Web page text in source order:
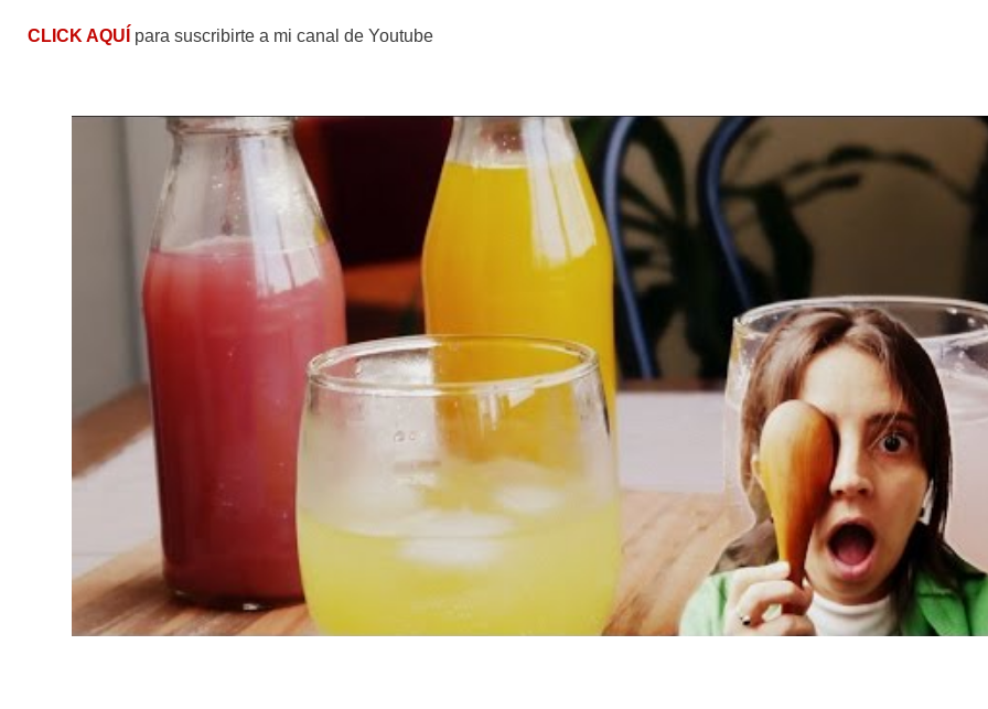
CLICK AQUÍ para suscribirte a mi canal de Youtube